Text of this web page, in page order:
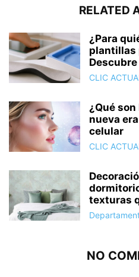
RELATED
¿Para
plantillas
CLIC
¿Qué
nueva
celular
CLIC
texturas
NO